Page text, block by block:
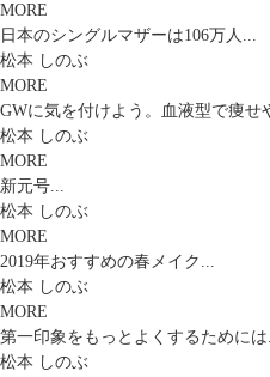
MORE
日本のシングルマザーは106万人...
松本 しのぶ
MORE
GWに気を付けよう。血液型で痩せ
松本 しのぶ
MORE
新元号...
松本 しのぶ
MORE
2019年おすすめの春メイク...
松本 しのぶ
MORE
第一印象をもっとよくするためには
松本 しのぶ